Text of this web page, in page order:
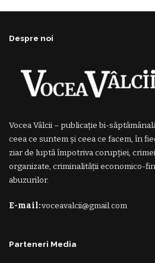
Despre noi
Vocea Vâlcii – publicație bi-
ceea ce suntem și ceea ce facem, în
ziar de luptă împotriva corupției, crimei
organizate, criminalității economico-
abuzurilor.
E-mail:voceavalcii@gmail.com
Parteneri Media